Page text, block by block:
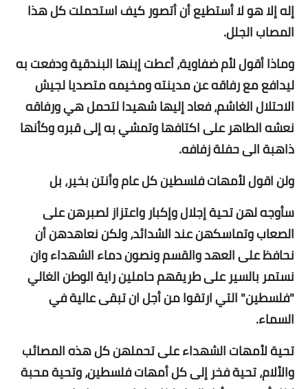
إله إلا هو لا أستطيع أن أتصور كيف استحملت كل هذا
المصاب الجلل.
وماذا أقول لأم ضفاوية، أعطت إبنها البندقية ودفعت به
ليدافع مع رفاقه عن مدينته ومخيمه متصديا لجيش
الاحتلال الغاشم، فعاد إليها شهيدا لتحمل هي ورفاقه
نعشه الطاهر على اكتافها وتمشي به إلى قبره وكأنها
ذاهبة الى حفلة زفافه.
ولن اقول لأمهات فلسطين كل عام وأنتن بخير، بل
سأوجه لهن تحية إجلال وإكبار واعتزاز لصبرهن على
الصعاب وتماسكهن عند الشدائد، ولكن نعاهدهن أن
نحافظ على العهد والقسم ونصون دماء الشهداء وان
نستمر بالسير على طريقهم حاملين راية الوطن الغالي
"فلسطين" التي ارتقوا من أجل ان تبقى عالية في
السماء.
تحية لأمهات الشهداء على تحملهن كل هذه المصائب
والألام، تحية فخر إلى كل أمهات فلسطين، وتحية محبة